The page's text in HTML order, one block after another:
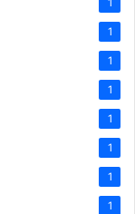
1
1
1
1
1
1
1
1